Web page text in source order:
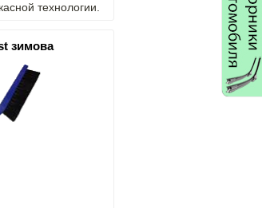
технологии.
зимова